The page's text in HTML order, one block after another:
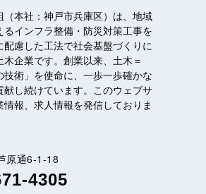
（本社：神戸市兵庫区）は、地域
るインフラ整備・防災対策工事を
慮した工法で社会基盤づくりに
企業です。創業以来、土木＝
技術」を使命に、一歩一歩確かな
献し続けています。このウェブサ
情報、求人情報を発信しておりま
原通6-1-18
4305